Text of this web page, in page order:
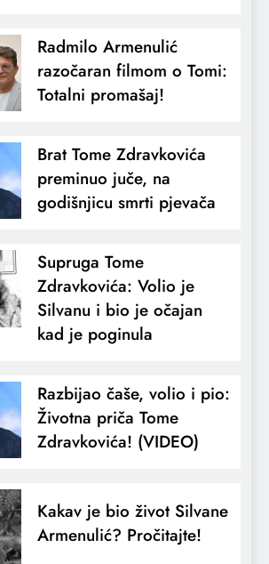
Radmilo Armenulić
razočaran filmom o Tomi:
Totalni promašaj!
Brat Tome Zdravkovića
preminuo juče, na
godišnjicu smrti pjevača
Supruga Tome
Zdravkovića: Volio je
Silvanu i bio je očajan
kad je poginula
Razbijao čaše, volio i pio:
Životna priča Tome
Zdravkovića! (VIDEO)
Kakav je bio život Silvane
Armenulić? Pročitajte!